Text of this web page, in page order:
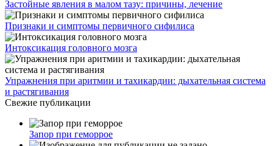
Застойные явления в малом тазу: причины, лечение
Признаки и симптомы первичного сифилиса
Интоксикация головного мозга
Упражнения при аритмии и тахикардии: дыхательная система
и растягивания
Свежие публикации
Запор при геморрое